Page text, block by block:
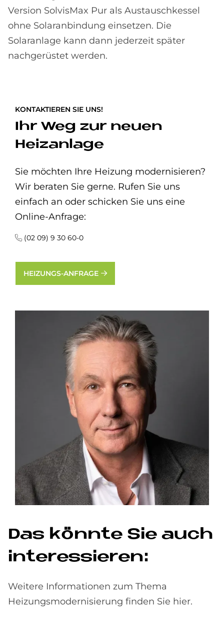
Version SolvisMax Pur als Austauschkessel
ohne Solaranbindung einsetzen. Die
Solaranlage kann dann jederzeit später
nachgerüstet werden.
KONTAKTIEREN SIE UNS!
Ihr Weg zur neuen
Heizanlage
Sie möchten Ihre Heizung modernisieren?
Wir beraten Sie gerne. Rufen Sie uns
einfach an oder schicken Sie uns eine
Online-Anfrage:
(02 09) 9 30 60-0
HEIZUNGS-ANFRAGE
Das könn­te Sie auch
in­ter­es­sie­ren:
Weitere Informationen zum Thema
Heizungsmodernisierung finden Sie hier.